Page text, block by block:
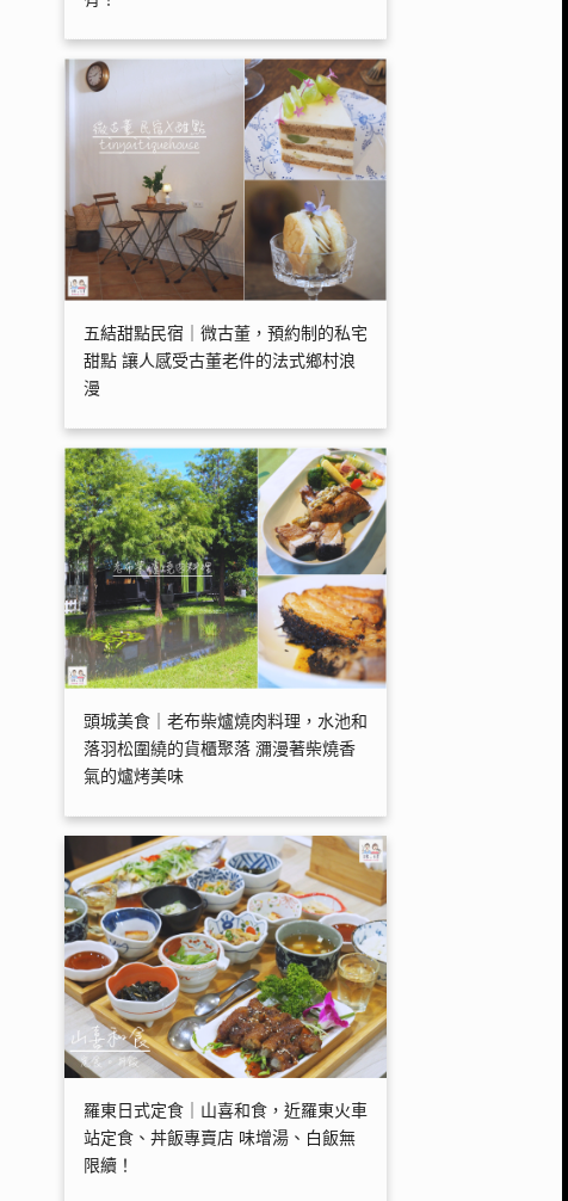
五結甜點民宿｜微古董，預約制的私宅
甜點 讓人感受古董老件的法式鄉村浪
漫
頭城美食｜老布柴爐燒肉料理，水池和
落羽松圍繞的貨櫃聚落 瀰漫著柴燒香
氣的爐烤美味
羅東日式定食｜山喜和食，近羅東火車
站定食、丼飯專賣店 味增湯、白飯無
限續！